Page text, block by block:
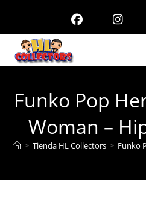
contenido
Funko Pop
Woman –
> Tienda HL Collectors > Funko